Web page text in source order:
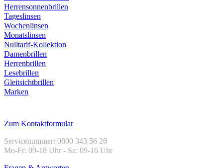
Herrensonnenbrillen
Tageslinsen
Wochenlinsen
Monatslinsen
Nulltarif-Kollektion
Damenbrillen
Herrenbrillen
Lesebrillen
Gleitsichtbrillen
Marken
Zum Kontaktformular
Servicenummer: 0800 343 56 26
Mo-Fr: 09-18 Uhr - Sa: 09-16 Uhr